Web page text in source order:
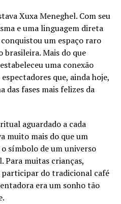
Xuxa Meneghel. Com seu
e uma linguagem direta
um espaço raro
brasileira. Mais do que
uma conexão
que, ainda hoje,
das fases mais felizes da
aguardado a cada
muito mais do que um
símbolo de um universo
Para muitas crianças,
participar do tradicional café
era um sonho tão